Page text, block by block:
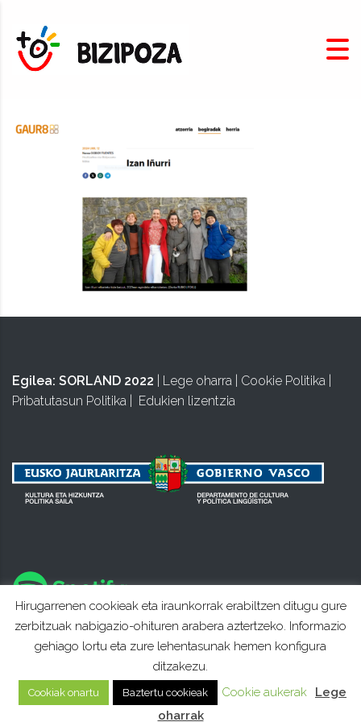
Egilea: SORLAND 2022 Lege oharra Cookie Politika
Pribatutasun Politika
Edukien lizentzia
Hirugarrenen cookieak eta iraunkorrak erabiltzen ditugu gure
zerbitzuak nabigazio-ohituren arabera aztertzeko. Informazio
gehiago lortu eta zure lehentasunak hemen konfigura
ditzakezu.
Cookiak onartu Baztertu cookieak Cookie aukerak
Lege
oharrak